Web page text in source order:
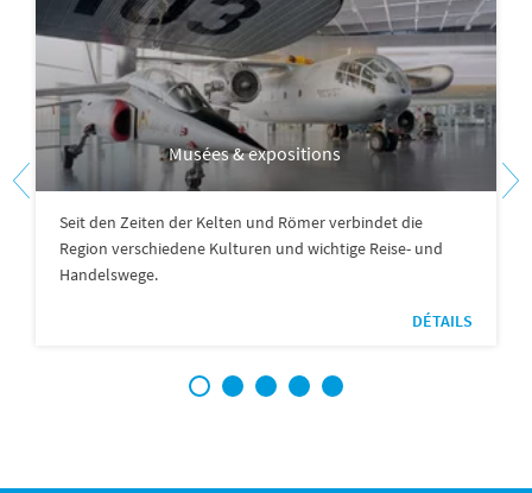
Musées & expositions
Seit den Zeiten der Kelten und Römer verbindet die
Region verschiedene Kulturen und wichtige Reise- und
Handelswege.
DÉTAILS
1 2 3 4 5